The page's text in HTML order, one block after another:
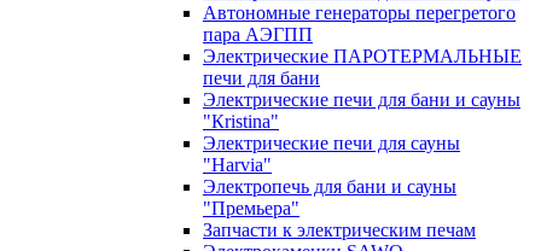
Автономные генераторы перегретого
пара АЭГПП
Электрические ПАРОТЕРМАЛЬНЫЕ
печи для бани
Электрические печи для бани и сауны
"Кristina"
Электрические печи для сауны
"Harvia"
Электропечь для бани и сауны
"Премьера"
Запчасти к электрическим печам